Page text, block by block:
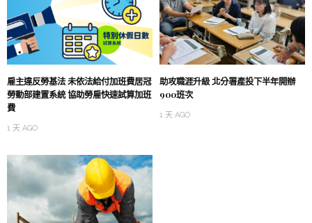
雇主違反勞基法 未依法給付加班費居冠
勞動部建置系統 協助勞雇快速試算加班
費
1 天 AGO
助攻職涯升級 北分署產投下半年開辦
900班次
1 天 AGO